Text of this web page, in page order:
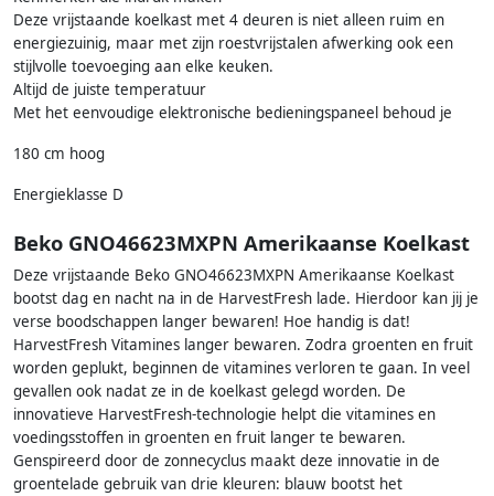
Deze vrijstaande koelkast met 4 deuren is niet alleen ruim en
energiezuinig, maar met zijn roestvrijstalen afwerking ook een
stijlvolle toevoeging aan elke keuken.
Altijd de juiste temperatuur
Met het eenvoudige elektronische bedieningspaneel behoud je
180 cm hoog
Energieklasse D
Beko GNO46623MXPN Amerikaanse Koelkast
Deze vrijstaande Beko GNO46623MXPN Amerikaanse Koelkast
bootst dag en nacht na in de HarvestFresh lade. Hierdoor kan jij je
verse boodschappen langer bewaren! Hoe handig is dat!
HarvestFresh Vitamines langer bewaren. Zodra groenten en fruit
worden geplukt, beginnen de vitamines verloren te gaan. In veel
gevallen ook nadat ze in de koelkast gelegd worden. De
innovatieve HarvestFresh-technologie helpt die vitamines en
voedingsstoffen in groenten en fruit langer te bewaren.
Genspireerd door de zonnecyclus maakt deze innovatie in de
groentelade gebruik van drie kleuren: blauw bootst het